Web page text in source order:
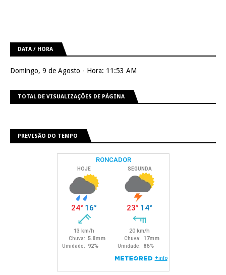
DATA / HORA
Domingo, 9 de Agosto - Hora: 11:53 AM
TOTAL DE VISUALIZAÇÕES DE PÁGINA
PREVISÃO DO TEMPO